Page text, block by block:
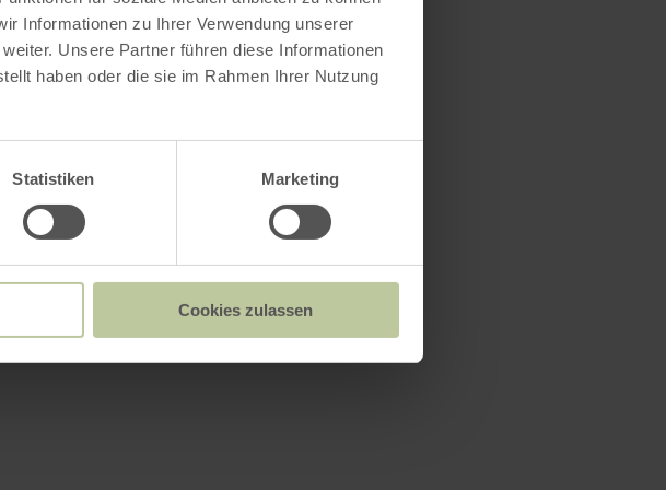
Informationen zu Ihrer Verwendung unserer
Unsere Partner führen diese Informationen
haben oder die sie im Rahmen Ihrer Nutzung
Statistiken Marketing
Cookies zulassen